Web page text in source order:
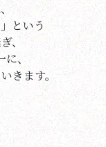
という
、
、
きます。